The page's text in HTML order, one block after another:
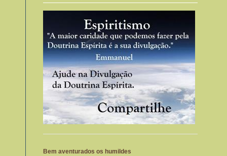
Bem aventurados os humildes